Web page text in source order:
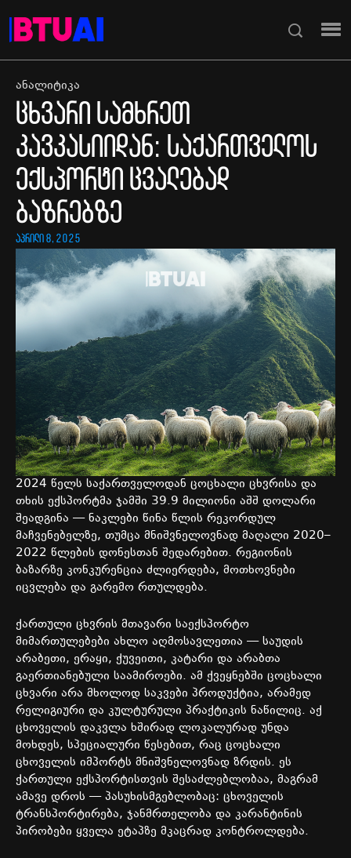
ანალიტიკა
ცხვარი სამხრეთ
კავკასიიდან: საქართველოს
ექსპორტი ცვალებად
ბაზრებზე
აპრილი 8, 2025
2024 წელს საქართველოდან ცოცხალი ცხვრისა და
თხის ექსპორტმა ჯამში 39.9 მილიონი აშშ დოლარი
შეადგინა — ნაკლები წინა წლის რეკორდულ
მაჩვენებელზე, თუმცა მნიშვნელოვნად მაღალი 2020–
2022 წლების დონესთან შედარებით. რეგიონის
ბაზარზე კონკურენცია ძლიერდება, მოთხოვნები
იცვლება და გარემო რთულდება.
ქართული ცხვრის მთავარი საექსპორტო
მიმართულებები ახლო აღმოსავლეთია — საუდის
არაბეთი, ერაყი, ქუვეითი, კატარი და არაბთა
გაერთიანებული საამიროები. ამ ქვეყნებში ცოცხალი
ცხვარი არა მხოლოდ საკვები პროდუქტია, არამედ
რელიგიური და კულტურული პრაქტიკის ნაწილიც. აქ
ცხოველის დაკვლა ხშირად ლოკალურად უნდა
მოხდეს, სპეციალური წესებით, რაც ცოცხალი
ცხოველის იმპორტს მნიშვნელოვნად ზრდის. ეს
ქართული ექსპორტისთვის შესაძლებლობაა, მაგრამ
ამავე დროს — პასუხისმგებლობაც: ცხოველის
ტრანსპორტირება, ჯანმრთელობა და კარანტინის
პირობები ყველა ეტაპზე მკაცრად კონტროლდება.